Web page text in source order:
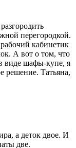
перегородкой.
кабинетик
А вот о том, что
виде шафы-купе, я
решение. Татьяна,
а деток двое. И
две.